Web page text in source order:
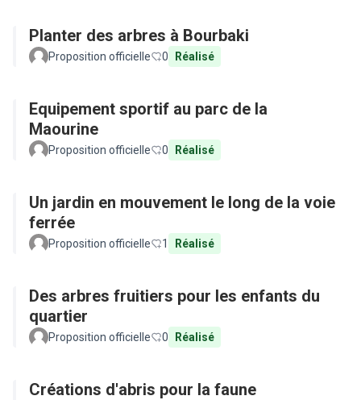
Planter des arbres à Bourbaki
Proposition officielle 0 Réalisé
Equipement sportif au parc de la
Maourine
Proposition officielle 0 Réalisé
Un jardin en mouvement le long de la voie
ferrée
Proposition officielle 1 Réalisé
Des arbres fruitiers pour les enfants du
quartier
Proposition officielle 0 Réalisé
Créations d'abris pour la faune